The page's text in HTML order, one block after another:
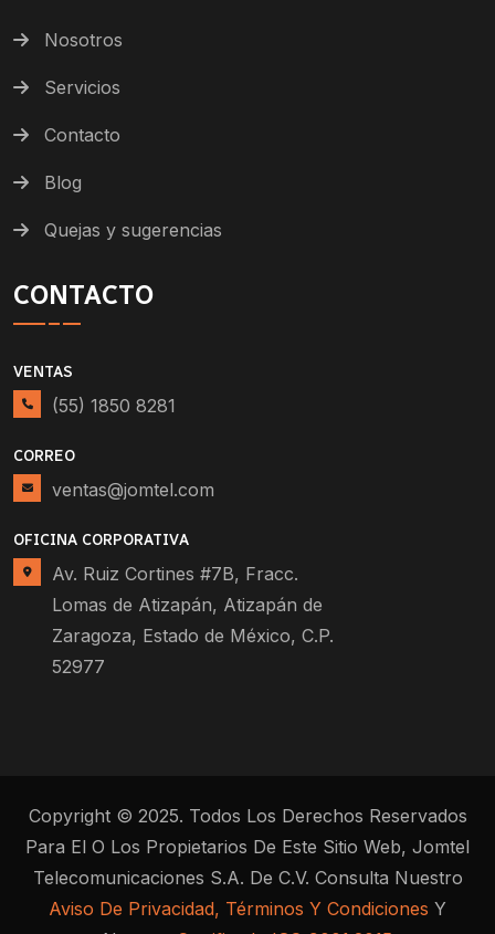
Nosotros
Servicios
Contacto
Blog
Quejas y sugerencias
CONTACTO
VENTAS
(55) 1850 8281
CORREO
ventas@jomtel.com
OFICINA CORPORATIVA
Av. Ruiz Cortines #7B, Fracc.
Lomas de Atizapán, Atizapán de
Zaragoza, Estado de México, C.P.
52977
Copyright © 2025. Todos Los Derechos Reservados
Para El O Los Propietarios De Este Sitio Web, Jomtel
Telecomunicaciones S.A. De C.V. Consulta Nuestro
Aviso De Privacidad, Términos Y Condiciones Y